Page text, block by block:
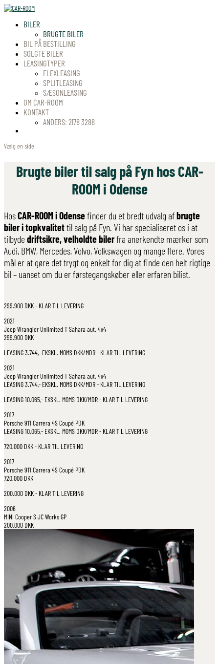
BILER
BRUGTE BILER
BIL PÅ BESTILLING
SOLGTE BILER
LEASINGTYPER
FLEXLEASING
SPLITLEASING
SÆSONLEASING
OM CAR-ROOM
KONTAKT
ANDERS: 2178 3288
Vælg en side
Brugte biler til salg på Fyn hos CAR-
ROOM i Odense
HosCAR-ROOM i Odensefinder du et bredt udvalg afbrugte
biler i topkvalitettil salg på Fyn. Vi har specialiseret os i at
tilbyde driftsikre, velholdte bilerfra anerkendte mærker som
Audi, BMW, Mercedes, Volvo, Volkswagen og mange flere. Vores
mål er at gøre det trygt og enkelt for dig at finde den helt rigtige
bil – uanset om du er førstegangskøber eller erfaren bilist.
299.900 DKK - KLAR TIL LEVERING
2021
JeepWrangler Unlimited T Sahara aut. 4x4
299.900 DKK
LEASING 3.744,- EKSKL. MOMS DKK/MDR - KLAR TIL LEVERING
2021
JeepWrangler Unlimited T Sahara aut. 4x4
LEASING 3.744,- EKSKL. MOMS DKK/MDR - KLAR TIL LEVERING
LEASING 10.065,- EKSKL. MOMS DKK/MDR - KLAR TIL LEVERING
2017
Porsche 911 Carrera 4S Coupé PDK
LEASING 10.065,- EKSKL. MOMS DKK/MDR - KLAR TIL LEVERING
720.000 DKK - KLAR TIL LEVERING
2017
Porsche 911 Carrera 4S Coupé PDK
720.000 DKK
200.000 DKK - KLAR TIL LEVERING
2006
MINI Cooper S JC Works GP
200.000 DKK